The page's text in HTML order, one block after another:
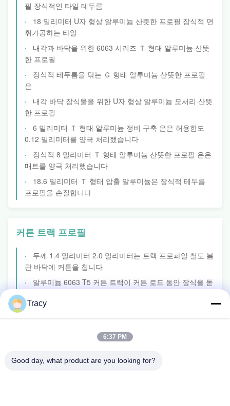
필 장식적인 타일 테두름
18 밀리미터 U자 형상 알루미늄 산뜻한 프로필 장식적 면
취가공하는 타일
내각과 바닥을 위한 6063 시리즈 Ｔ 형태 알루미늄 산뜻
한 프로필
장식적 테두름을 닦는 Ｇ 형태 알루미늄 산뜻한 프로필
은
내각 바닥 장식물을 위한 U자 형상 알루미늄 모서리 산뜻
한 프로필
6 밀리미터 Ｔ 형태 알루미늄 정비 구축 은은 허용한도
0.12 밀리미터를 양극 처리했습니다
장식적 8 밀리미터 Ｔ 형태 알루미늄 산뜻한 프로필 은은
매트를 양극 처리했습니다
18.6 밀리미터 Ｔ 형태 압출 알루미늄은 장식적 테두름
프로필을 손질합니다
커튼 트랙 프로필
두께 1.4 밀리미터 2.0 밀리미터는 트랙 프로파일 철도 봄
관 바닥에 커튼을 칩니다
알루미늄 6063 T5 커튼 트랙이 커튼 로드 동안 장식을 돋
알루미늄 프로필 부속물
사용자 지정 크기 알루미늄 프로필 부속물 100*100 하드
웨어 롤러
Tracy
6:37 PM
Good day, what product are you looking for?